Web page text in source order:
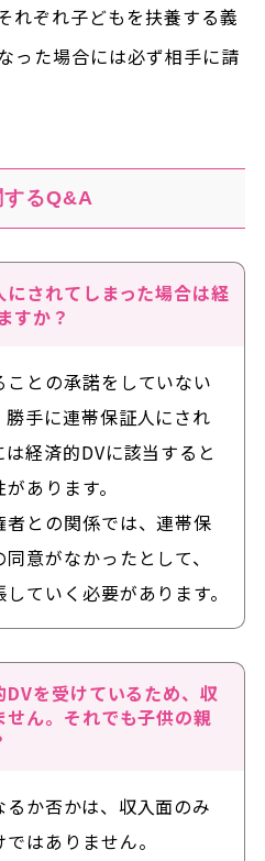
れぞれ子どもを扶養する義
った場合には必ず相手に請
るQ&A
されてしまった場合は経
すか？
との承諾をしていない
手に連帯保証人にされ
経済的DVに該当すると
あります。
者との関係では、連帯保
意がなかったとして、
ていく必要があります。
を受けているため、収
せん。それでも子供の親
か否かは、収入面のみ
はありません。